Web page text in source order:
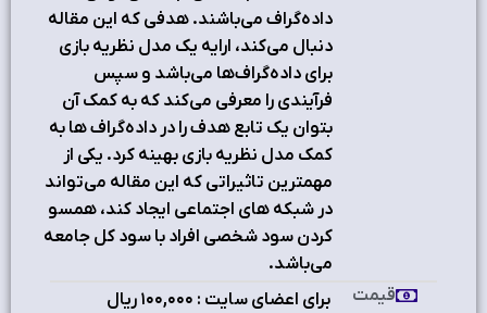
داده‌گراف می‌باشند. هدفی که این مقاله
دنبال می‌کند، ارایه یک مدل نظریه بازی
برای داده‌گراف‌ها می‌باشد و سپس
فرآیندی را معرفی می‌کند که به کمک آن
بتوان یک تابع هدف را در داده‌گراف ها به
کمک مدل نظریه بازی بهینه کرد. یکی از
مهمترین تاثیراتی که این مقاله می‌تواند
در شبکه های اجتماعی ایجاد کند، همسو
کردن سود شخصی افراد با سود کل جامعه
می‌باشد.
برای اعضای سایت : ۱٠٠,٠٠٠ ریال
قیمت